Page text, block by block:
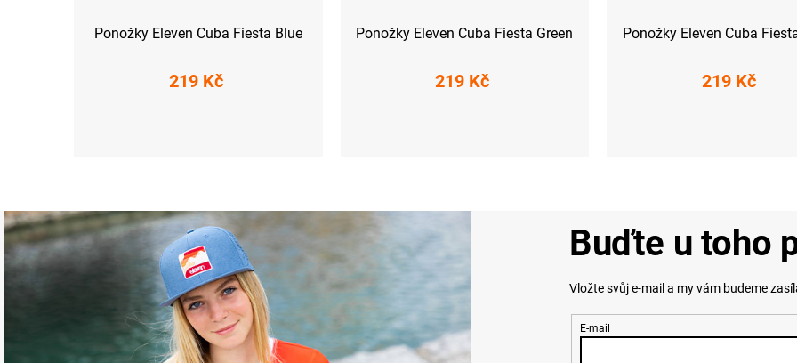
Ponožky Eleven Cuba Fiesta Blue
219 Kč
Ponožky Eleven Cuba Fiesta Green
219 Kč
Ponožky Eleven Cuba
219 Kč
Buďte u toho
Vložte svůj e-mail a my vám budeme
E-mail